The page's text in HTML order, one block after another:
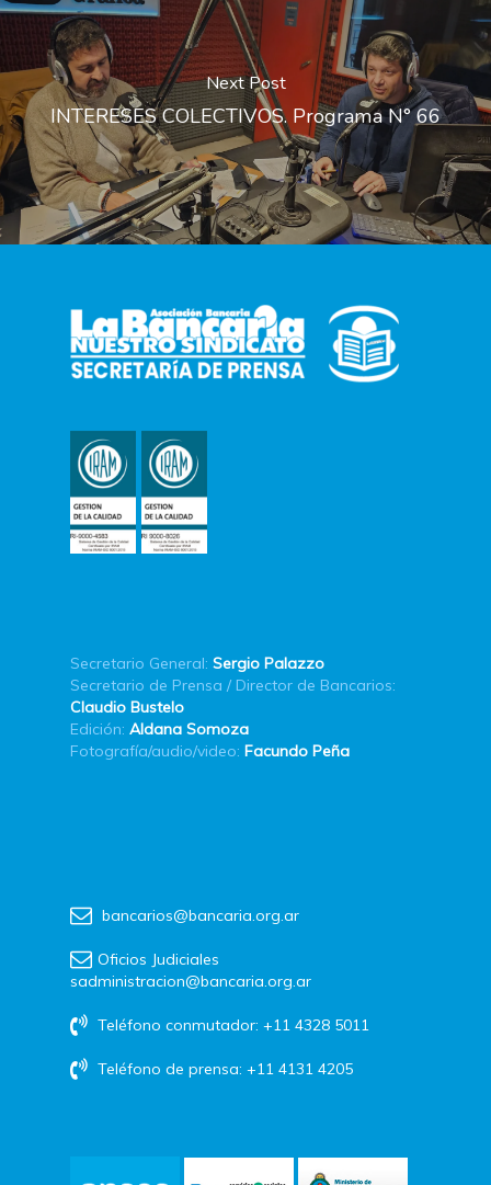
Next Post
INTERESES COLECTIVOS. Programa N° 66
Secretario General: Sergio Palazzo
Secretario de Prensa / Director de Bancarios:
Claudio Bustelo
Edición: Aldana Somoza
Fotografía/audio/video: Facundo Peña
bancarios@bancaria.org.ar
Oficios Judiciales
sadministracion@bancaria.org.ar
Teléfono conmutador: +11 4328 5011
Teléfono de prensa: +11 4131 4205